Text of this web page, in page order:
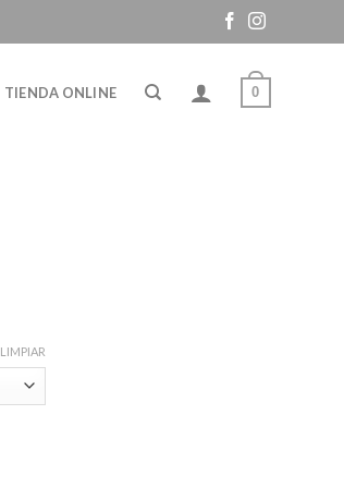
TIENDA ONLINE 0
LIMPIAR